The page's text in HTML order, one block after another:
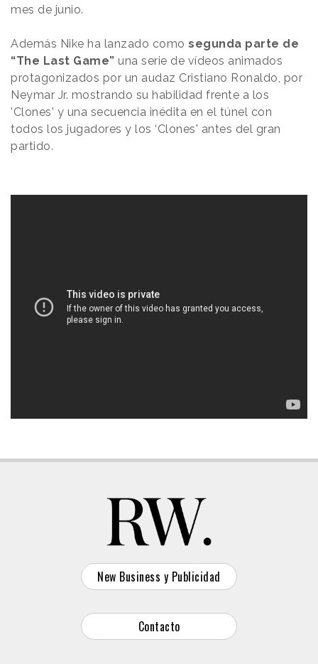
mes de junio.
Además Nike ha lanzado como segunda parte de
“The Last Game” una serie de vídeos animados
protagonizados por un audaz Cristiano Ronaldo, por
Neymar Jr. mostrando su habilidad frente a los
'Clones' y una secuencia inédita en el túnel con
todos los jugadores y los ‘Clones' antes del gran
partido.
New Business y Publicidad
Contacto